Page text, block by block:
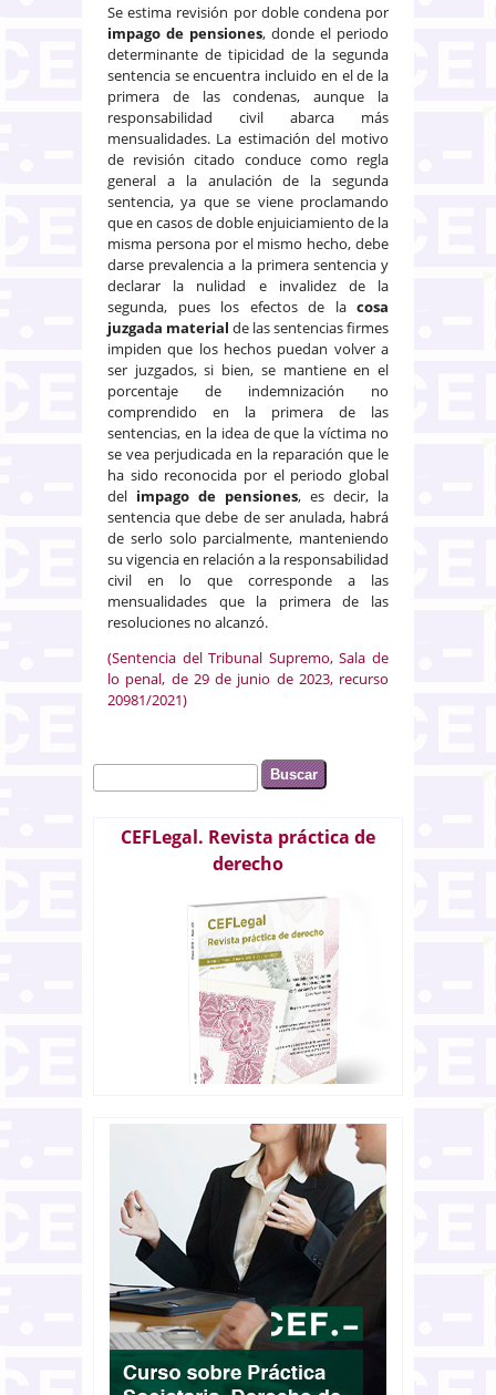
Se estima revisión por doble condena por
impago de pensiones, donde el periodo
determinante de tipicidad de la segunda
sentencia se encuentra incluido en el de la
primera de las condenas, aunque la
responsabilidad civil abarca más
mensualidades. La estimación del motivo
de revisión citado conduce como regla
general a la anulación de la segunda
sentencia, ya que se viene proclamando
que en casos de doble enjuiciamiento de la
misma persona por el mismo hecho, debe
darse prevalencia a la primera sentencia y
declarar la nulidad e invalidez de la
segunda, pues los efectos de la cosa
juzgada material de las sentencias firmes
impiden que los hechos puedan volver a
ser juzgados, si bien, se mantiene en el
porcentaje de indemnización no
comprendido en la primera de las
sentencias, en la idea de que la víctima no
se vea perjudicada en la reparación que le
ha sido reconocida por el periodo global
del impago de pensiones, es decir, la
sentencia que debe de ser anulada, habrá
de serlo solo parcialmente, manteniendo
su vigencia en relación a la responsabilidad
civil en lo que corresponde a las
mensualidades que la primera de las
resoluciones no alcanzó.
(Sentencia del Tribunal Supremo, Sala de
lo penal, de 29 de junio de 2023, recurso
20981/2021)
Formulario de búsqueda
Buscar
CEFLegal. Revista práctica de
derecho